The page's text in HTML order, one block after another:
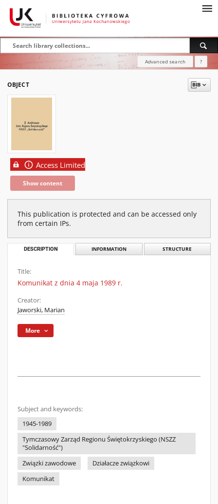
Advanced search ?
OBJECT
Access Limited
Show content
This publication is protected and can be accessed only
from certain IPs.
DESCRIPTION INFORMATION STRUCTURE
Title:
Komunikat z dnia 4 maja 1989 r.
Creator:
Jaworski, Marian
More
Subject and keywords:
1945-1989
Tymczasowy Zarząd Regionu Świętokrzyskiego (NSZZ
"Solidarność")
Związki zawodowe
Działacze związkowi
Komunikat